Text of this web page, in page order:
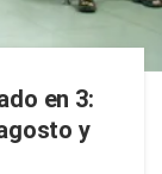
en 3:
y